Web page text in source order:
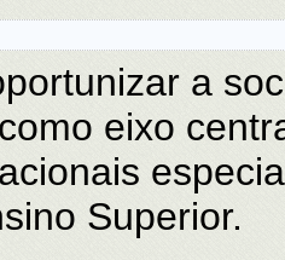
a
eixo
Superior.